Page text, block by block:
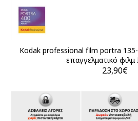
Kodak professional film portra
επαγγελματικό φιλμ
23,90€